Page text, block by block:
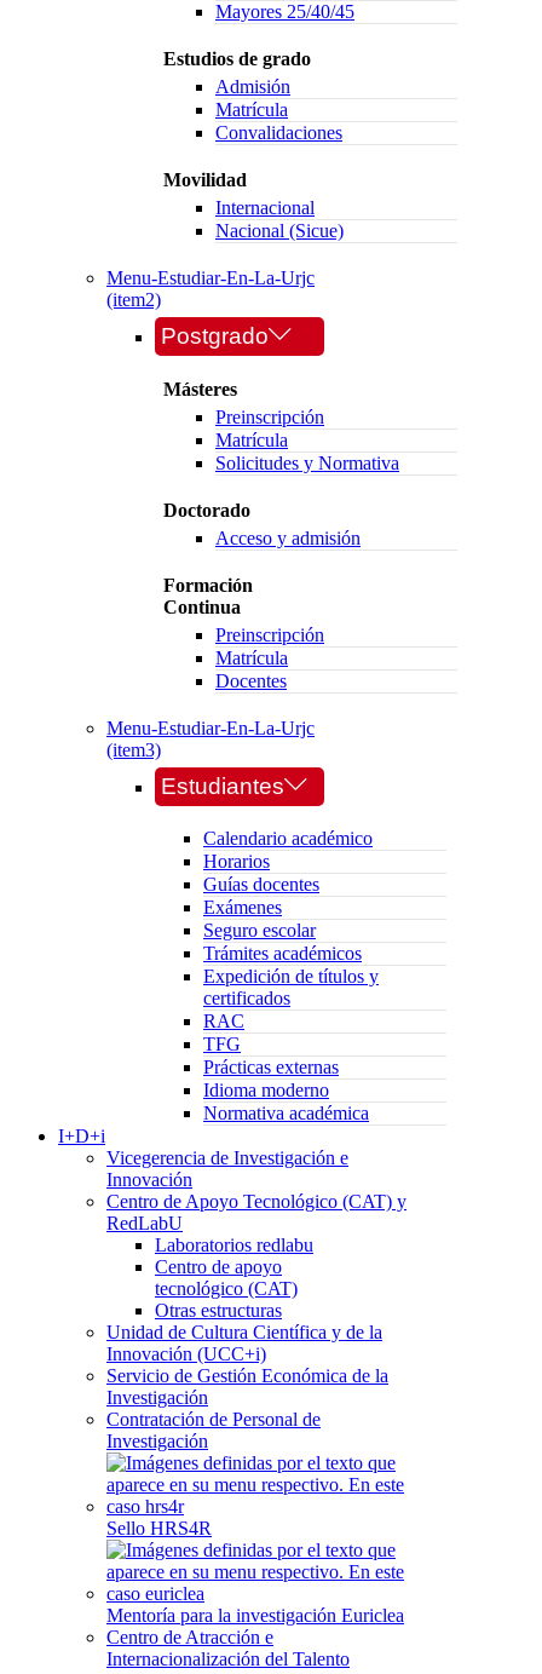
Mayores 25/40/45
Estudios de grado
Admisión
Matrícula
Convalidaciones
Movilidad
Internacional
Nacional (Sicue)
Menu-Estudiar-En-La-Urjc
(item2)
Postgrado
Másteres
Preinscripción
Matrícula
Solicitudes y Normativa
Doctorado
Acceso y admisión
Formación
Continua
Preinscripción
Matrícula
Docentes
Menu-Estudiar-En-La-Urjc
(item3)
Estudiantes
Calendario académico
Horarios
Guías docentes
Exámenes
Seguro escolar
Trámites académicos
Expedición de títulos y
certificados
RAC
TFG
Prácticas externas
Idioma moderno
Normativa académica
I+D+i
Vicegerencia de Investigación e
Innovación
Centro de Apoyo Tecnológico (CAT) y
RedLabU
Laboratorios redlabu
Centro de apoyo
tecnológico (CAT)
Otras estructuras
Unidad de Cultura Científica y de la
Innovación (UCC+i)
Servicio de Gestión Económica de la
Investigación
Contratación de Personal de
Investigación
Sello HRS4R
Mentoría para la investigación Euriclea
Centro de Atracción e
Internacionalización del Talento